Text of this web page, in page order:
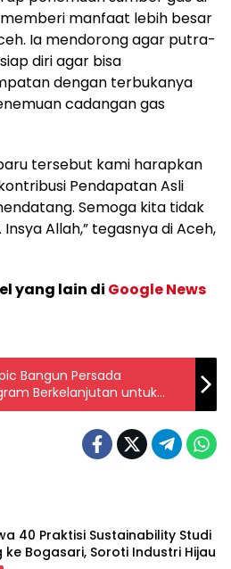
manfaat lebih besar
Ia mendorong agar putra-
diri agar bisa
dengan terbukanya
cadangan gas
tersebut kami harapkan
Pendapatan Asli
Semoga kita tidak
Allah,” tegasnya di Aceh,
yang lain di Google News
Bangun Persada
Berkelanjutan untuk
Bumi di OCBD Kota Bogor
40 Praktisi Sustainability Studi
ke Bogasari, Soroti Industri Hijau